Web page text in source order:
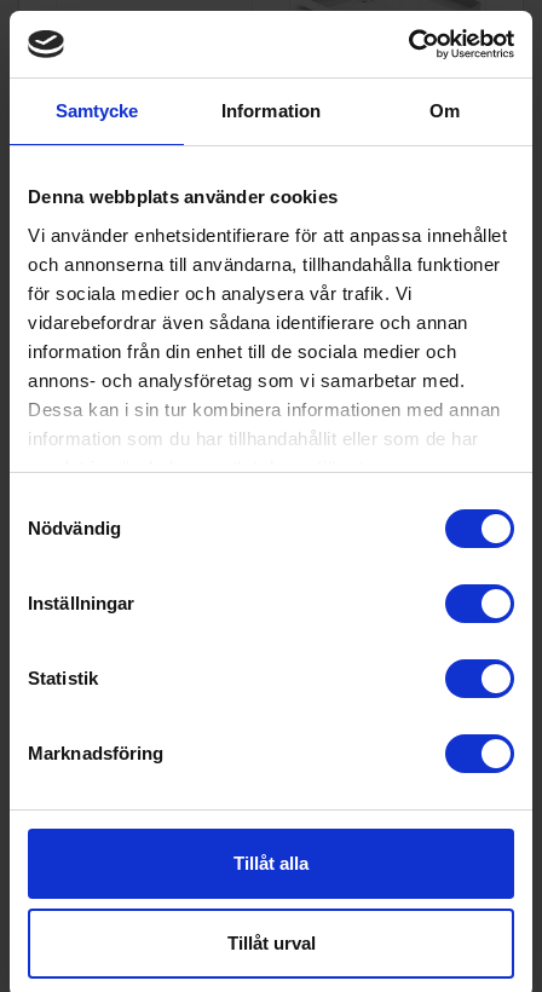
Samtycke Information Om
Denna webbplats använder cookies
Vi använder enhetsidentifierare för att anpassa innehållet
och annonserna till användarna, tillhandahålla funktioner
för sociala medier och analysera vår trafik. Vi
vidarebefordrar även sådana identifierare och annan
information från din enhet till de sociala medier och
annons- och analysföretag som vi samarbetar med.
Dessa kan i sin tur kombinera informationen med annan
information som du har tillhandahållit eller som de har
samlat in när du har använt deras tjänster.
Nödvändig
Inställningar
Statistik
Marknadsföring
Tillåt alla
Tillåt urval
- 60x50cm platta -
Disk &
I lager
KÖP
& Vattenlarm -
60x50cm - Disk &
KÖP
Bosch
Bestickkorg
395:-